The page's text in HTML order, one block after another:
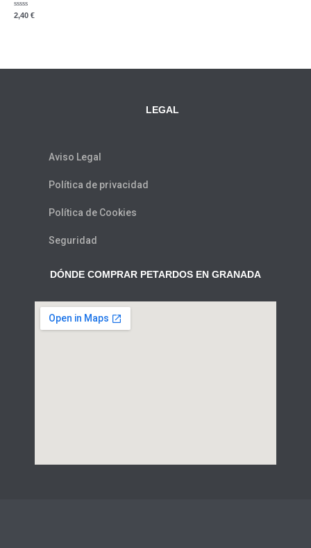
Valorado
con
2,40 €
LEGAL
Aviso Legal
Política de privacidad
Política de Cookies
Seguridad
DÓNDE COMPRAR PETARDOS EN GRANADA